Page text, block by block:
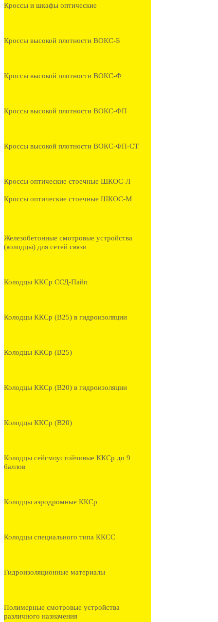
Кроссы и шкафы оптические
Кроссы высокой плотности ВОКС-Б
Кроссы высокой плотности ВОКС-Ф
Кроссы высокой плотности ВОКС-ФП
Кроссы высокой плотности ВОКС-ФП-СТ
Кроссы оптические стоечные ШКОС-Л
Кроссы оптические стоечные ШКОС-М
Железобетонные смотровые устройства
(колодцы) для сетей связи
Колодцы ККСр ССД-Пайп
Колодцы ККСр (В25) в гидроизоляции
Колодцы ККСр (В25)
Колодцы ККСр (В20) в гидроизоляции
Колодцы ККСр (В20)
Колодцы сейсмоустойчивые ККСр до 9
баллов
Колодцы аэродромные ККСр
Колодцы специального типа ККСС
Гидроизоляционные материалы
Полимерные смотровые устройства
различного назначения